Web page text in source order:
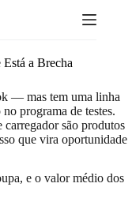
a Brecha
— mas tem uma linha
programa de testes.
são produtos
que vira oportunidade
e o valor médio dos